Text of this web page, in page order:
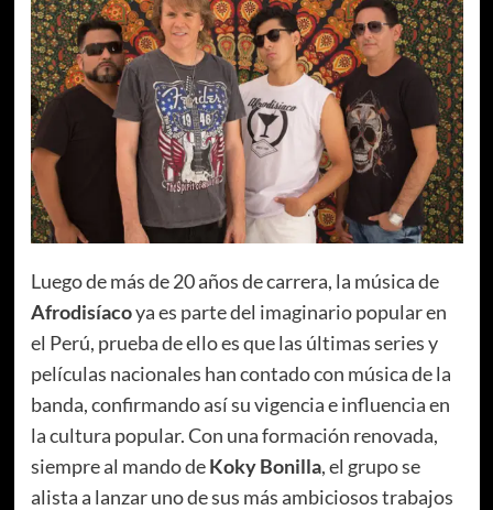
Luego de más de 20 años de carrera, la música de
Afrodisíacoya es parte del imaginario popular en
el Perú, prueba de ello es que las últimas series y
películas nacionales han contado con música de la
banda, confirmando así su vigencia e influencia en
la cultura popular. Con una formación renovada,
siempre al mando deKoky Bonilla, el grupo se
alista a lanzar uno de sus más ambiciosos trabajos